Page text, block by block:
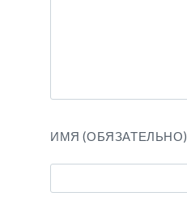
ИМЯ (ОБЯЗАТЕЛЬНО)